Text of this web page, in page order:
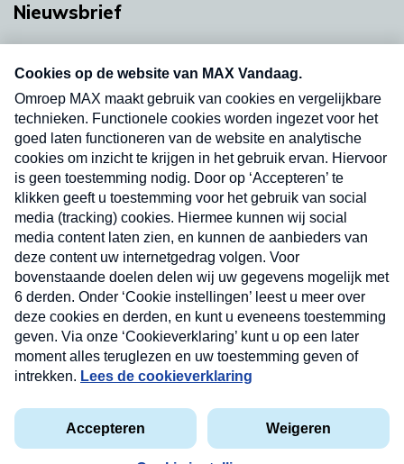
Nieuwsbrief
nieuwsbrief. Elke vrijdag- en dinsdagochtend in
uw mailbox.
Verzend
Privacyverklaring
Cookieverklaring
Kwetsbaarheid melden
Copyright © 2026 MAX Vandaag - Omroep MAX
Nieuwsbrief
Neem hier een gratis abonnement op onze
nieuwsbrief. Elke vrijdag- en dinsdagochtend in uw